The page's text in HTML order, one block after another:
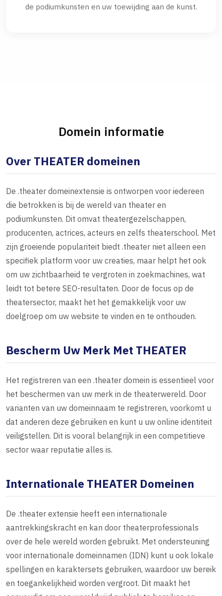
de podiumkunsten en uw toewijding aan de kunst.
Domein informatie
Over THEATER domeinen
De .theater domeinextensie is ontworpen voor iedereen
die betrokken is bij de wereld van theater en
podiumkunsten. Dit omvat theatergezelschappen,
producenten, actrices, acteurs en zelfs theaterschool. Met
zijn groeiende populariteit biedt .theater niet alleen een
specifiek platform voor uw creaties, maar helpt het ook
om uw zichtbaarheid te vergroten in zoekmachines, wat
leidt tot betere SEO-resultaten. Door de focus op de
theatersector, maakt het het gemakkelijk voor uw
doelgroep om uw website te vinden en te onthouden.
Bescherm Uw Merk Met THEATER
Het registreren van een .theater domein is essentieel voor
het beschermen van uw merk in de theaterwereld. Door
varianten van uw domeinnaam te registreren, voorkomt u
dat anderen deze gebruiken en kunt u uw online identiteit
veiligstellen. Dit is vooral belangrijk in een competitieve
sector waar reputatie alles is.
Internationale THEATER Domeinen
De .theater extensie heeft een internationale
aantrekkingskracht en kan door theaterprofessionals
over de hele wereld worden gebruikt. Met ondersteuning
voor internationale domeinnamen (IDN) kunt u ook lokale
spellingen en karaktersets gebruiken, waardoor uw bereik
en toegankelijkheid worden vergroot. Dit maakt het